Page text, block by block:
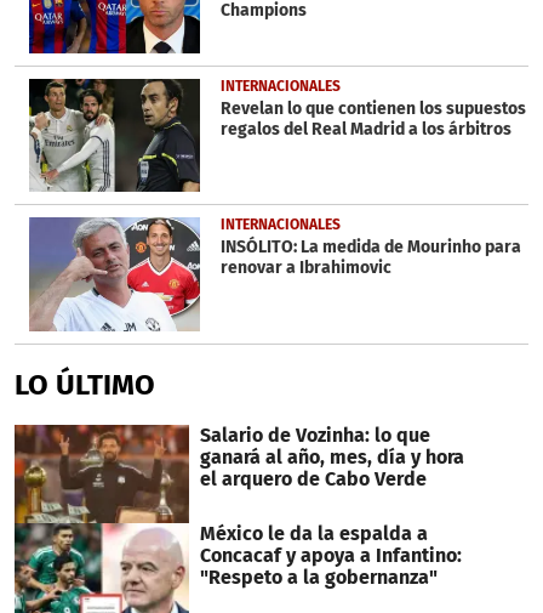
Champions
INTERNACIONALES
Revelan lo que contienen los supuestos
regalos del Real Madrid a los árbitros
INTERNACIONALES
INSÓLITO: La medida de Mourinho para
renovar a Ibrahimovic
LO ÚLTIMO
Salario de Vozinha: lo que
ganará al año, mes, día y hora
el arquero de Cabo Verde
México le da la espalda a
Concacaf y apoya a Infantino:
"Respeto a la gobernanza"